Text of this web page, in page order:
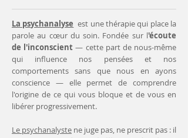
La psychanalyse est une thérapie qui place la
parole au cœur du soin. Fondée sur l'écoute
de l'inconscient— cette part de nous-même
qui influence nos pensées et nos
comportements sans que nous en ayons
conscience — elle permet de comprendre
l'origine de ce qui vous bloque et de vous en
libérer progressivement.
Le psychanalyste ne juge pas, ne prescrit pas : il